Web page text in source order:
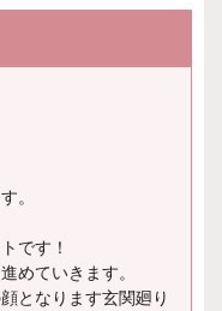
。
です！
めていきます。
となります玄関廻り